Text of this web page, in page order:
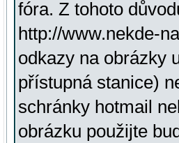
fóra. Z tohoto
http://www.nekde-
odkazy na obrázky
přístupná stanice)
schránky hotmail
obrázku použijte